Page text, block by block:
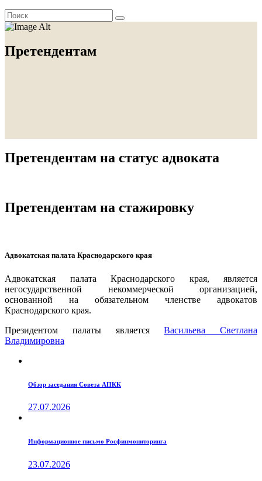
Претендентам
Претендентам на статус адвоката
Претендентам на стажировку
Адвокатская палата Краснодарского края
Адвокатская палата Краснодарского края, является
негосударственной некоммерческой организацией,
основанной на обязательном членстве адвокатов
Краснодарского края.
Президентом палаты являетсяВаcильева Светлана
Владимировна
Обзор заседания Совета АПКК
27.07.2026
Информационное письмо Росфинмониторинга
23.07.2026